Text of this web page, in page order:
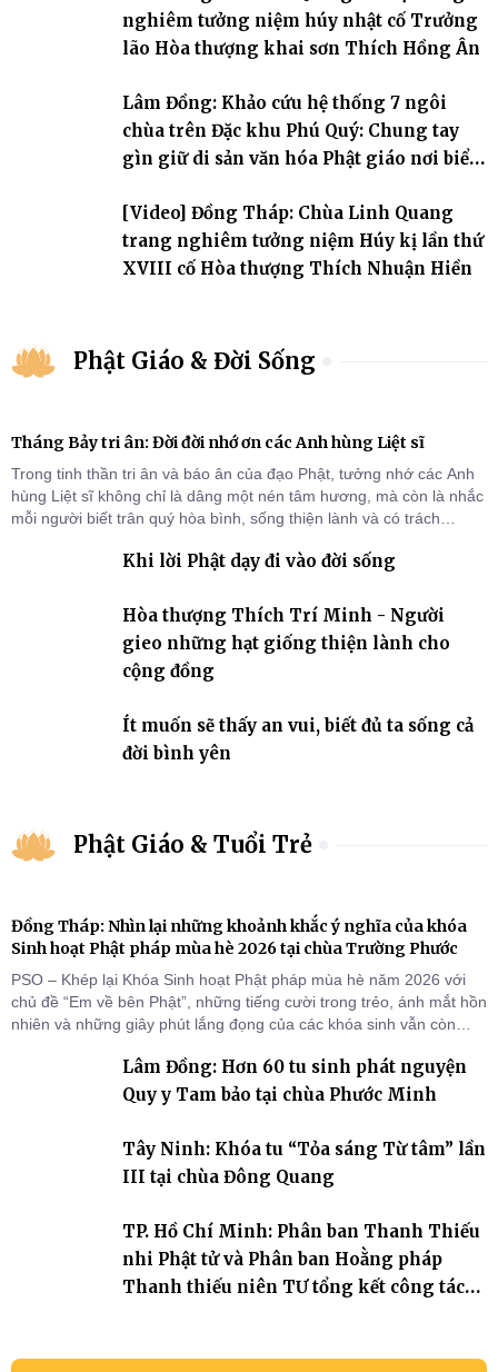
nghiêm tưởng niệm húy nhật cố Trưởng
lão Hòa thượng khai sơn Thích Hồng Ân
Lâm Đồng: Khảo cứu hệ thống 7 ngôi
chùa trên Đặc khu Phú Quý: Chung tay
gìn giữ di sản văn hóa Phật giáo nơi biển
[Video] Đồng Tháp: Chùa Linh Quang
trang nghiêm tưởng niệm Húy kị lần thứ
XVIII cố Hòa thượng Thích Nhuận Hiền
Phật Giáo & Đời Sống
Tháng Bảy tri ân: Đời đời nhớ ơn các Anh hùng Liệt sĩ
Trong tinh thần tri ân và báo ân của đạo Phật, tưởng nhớ các Anh
hùng Liệt sĩ không chỉ là dâng một nén tâm hương, mà còn là nhắc
mỗi người biết trân quý hòa bình, sống thiện lành và có trách
Khi lời Phật dạy đi vào đời sống
Hòa thượng Thích Trí Minh - Người
gieo những hạt giống thiện lành cho
cộng đồng
Ít muốn sẽ thấy an vui, biết đủ ta sống cả
đời bình yên
Phật Giáo & Tuổi Trẻ
Đồng Tháp: Nhìn lại những khoảnh khắc ý nghĩa của khóa
Sinh hoạt Phật pháp mùa hè 2026 tại chùa Trường Phước
PSO – Khép lại Khóa Sinh hoạt Phật pháp mùa hè năm 2026 với
chủ đề “Em về bên Phật”, những tiếng cười trong trẻo, ánh mắt hồn
nhiên và những giây phút lắng đọng của các khóa sinh vẫn còn
Tháp). Những tuần tu học ngắn ngủi nhưng đã trở thành hành
trang quý báu, gieo những hạt giống thiện l
Lâm Đồng: Hơn 60 tu sinh phát nguyện
Quy y Tam bảo tại chùa Phước Minh
Tây Ninh: Khóa tu “Tỏa sáng Từ tâm” lần
III tại chùa Đông Quang
TP. Hồ Chí Minh: Phân ban Thanh Thiếu
nhi Phật tử và Phân ban Hoằng pháp
Thanh thiếu niên TƯ tổng kết công tác